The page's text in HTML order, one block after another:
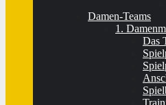
Damen-Teams
1.
Das